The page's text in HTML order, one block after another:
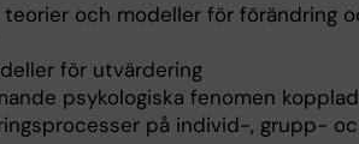
teorier och modeller för förändring
för utvärdering
psykologiska fenomen
på individ-, grupp-